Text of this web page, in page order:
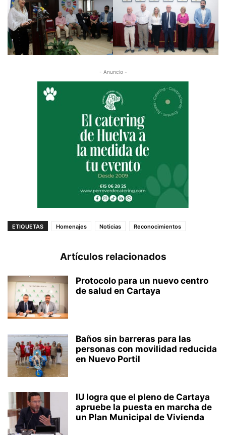
- Anuncio -
ETIQUETAS Homenajes Noticias Reconocimientos
Artículos relacionados
Protocolo para un nuevo centro
de salud en Cartaya
Baños sin barreras para las
personas con movilidad reducida
en Nuevo Portil
IU logra que el pleno de Cartaya
apruebe la puesta en marcha de
un Plan Municipal de Vivienda